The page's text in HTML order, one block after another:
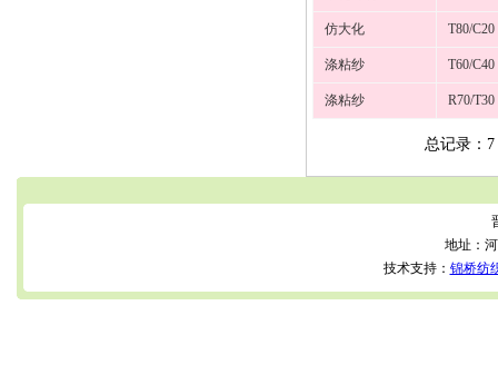
仿大化 T80/C20
涤粘纱 T60/C40
涤粘纱 R70/T30
总记录
地址：
技术支持： 锦桥纺